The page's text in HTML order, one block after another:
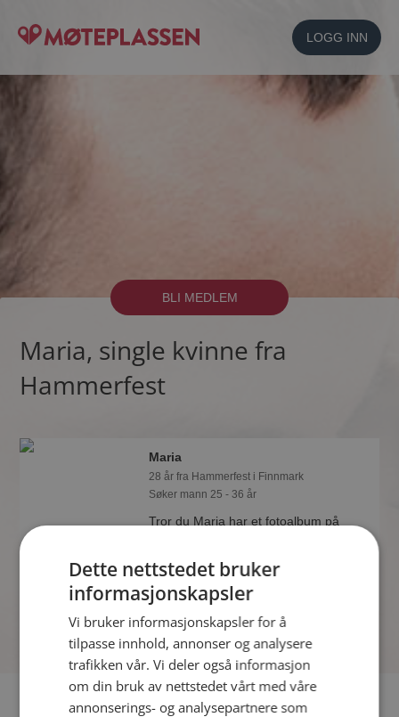
LOGG INN
BLI MEDLEM
Maria, single kvinne fra
Hammerfest
Maria
28 år fra Hammerfest i Finnmark
Søker mann 25 - 36 år
Tror du Maria har et fotoalbum på
spennende bilder på sidene.
Fler single
Dette nettstedet bruker
informasjonskapsler
Vi bruker informasjonskapsler for å
tilpasse innhold, annonser og analysere
trafikken vår. Vi deler også informasjon
om din bruk av nettstedet vårt med våre
annonserings- og analysepartnere som